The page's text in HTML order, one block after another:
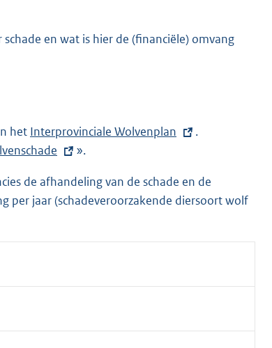
en wat is hier de (financiële) omvang
het E
x
e
r
e
Interprovinciale Wolvenplan
.
».
de afhandeling van de schade en de
per jaar (schadeveroorzakende diersoort wolf